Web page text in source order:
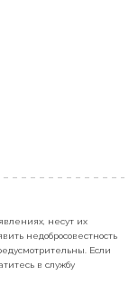
несут их
недобросовестность
Если
в службу